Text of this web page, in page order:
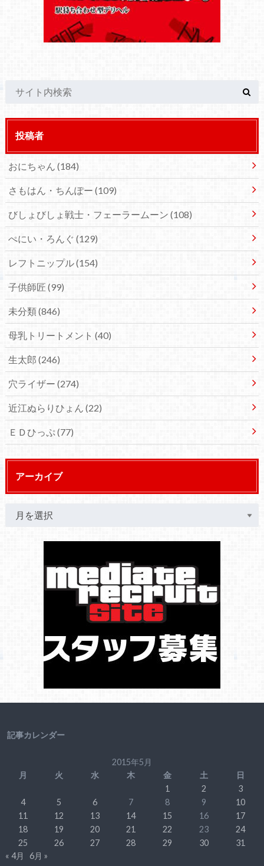
投稿者
おにちゃん (184)
さもはん・ちんぽー (109)
びしょびしょ戦士・フェーラームーン (108)
ぺにい・ろんぐ (129)
レフトニップル(154)
子供師匠 (99)
未分類(846)
母乳トリートメント (40)
生太郎 (246)
穴ライザー (274)
近江ぬらりひょん (22)
ＥＤひっぷ(77)
アーカイブ
記事カレンダー
2015年5月
月
火 水 木 金 土
日
1
2
3
4
5 6 7 8 9
10
11
12 13 14 15 16
17
18
19 20 21 22 23
24
25
26 27 28 29 30
31
« 4月
6月 »